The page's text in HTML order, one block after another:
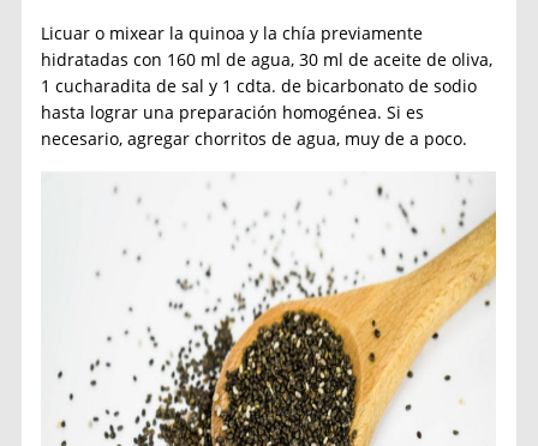
Licuar o mixear la quinoa y la chía previamente
hidratadas con 160 ml de agua, 30 ml de aceite de oliva,
1 cucharadita de sal y 1 cdta. de bicarbonato de sodio
hasta lograr una preparación homogénea. Si es
necesario, agregar chorritos de agua, muy de a poco.